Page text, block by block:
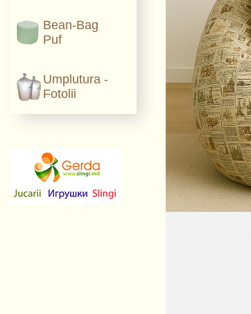
Bean-Bag
Puf
Umplutura -
Fotolii